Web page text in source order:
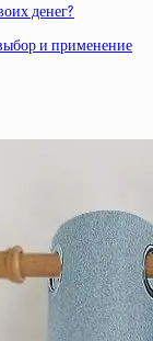
денег?
и применение